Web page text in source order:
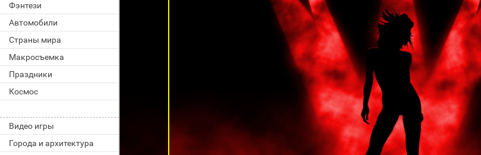
Фэнтези
Автомобили
Страны мира
Макросъемка
Праздники
Космос
Видео игры
Города и архитектура